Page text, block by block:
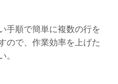
手順で簡単に複数の行を
ので、作業効率を上げた
。